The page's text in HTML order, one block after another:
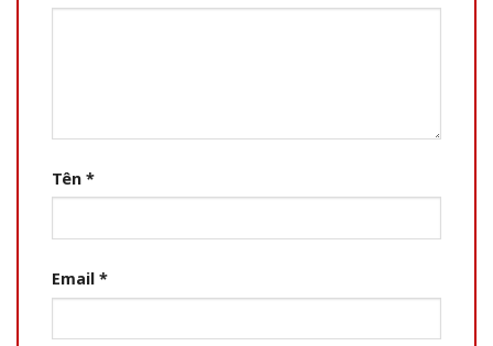
Tên *
Email *